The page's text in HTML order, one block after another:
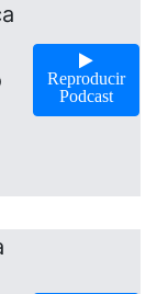
Reproducir
Podcast